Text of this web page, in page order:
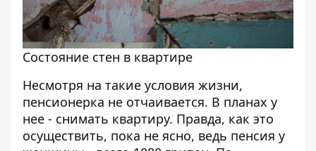
Состояние стен в квартире
Несмотря на такие условия жизни,
пенсионерка не отчаивается. В планах у
нее - снимать квартиру. Правда, как это
осуществить, пока не ясно, ведь пенсия у